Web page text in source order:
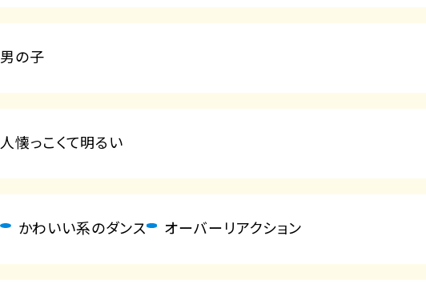
男の子
人懐っこくて明るい
かわいい系のダンス オーバーリアクション